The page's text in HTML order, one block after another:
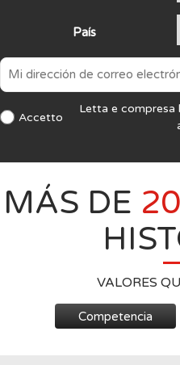
País
Accetto
Letta e compresa
MÁS DE
VALORES
Competencia